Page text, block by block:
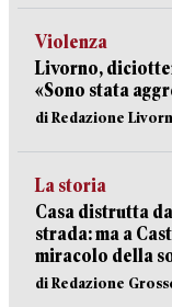
Violenza
Livorno,
«Sono stata
di Redazione
La storia
Casa distrutta
strada: ma a
miracolo della
di Redazione